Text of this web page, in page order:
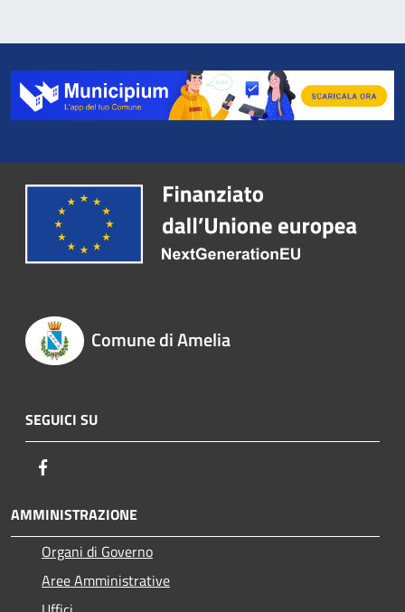
Comune di Amelia
SEGUICI SU
AMMINISTRAZIONE
Organi di Governo
Aree Amministrative